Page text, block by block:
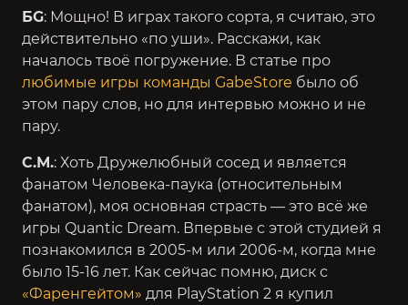
БG: Мощно! В играх такого сорта, я считаю, это
действительно «по уши». Расскажи, как
началось твоё погружение. В статье про
любимые игры команды GabeStore было об
этом пару слов, но для интервью можно и не
пару.
С.М.: Хоть Дружелюбный сосед и является
фанатом Человека-паука (относительным
фанатом), моя основная страсть — это всё же
игры Quantic Dream. Впервые с этой студией я
познакомился в 2005-м или 2006-м, когда мне
было 15-16 лет. Как сейчас помню, диск с
«Фаренгейтом» для PlayStation 2 я купил